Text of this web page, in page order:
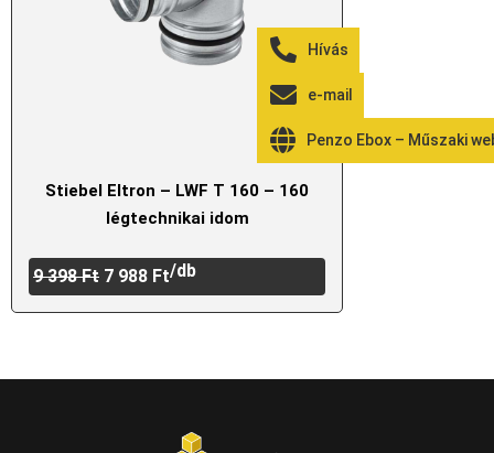
Stiebel Eltron – LWF T 160 – 160
légtechnikai idom
9 398Ft 7 988 Ft/db
Hívás
e-mail
Penzo Ebox – Műszaki